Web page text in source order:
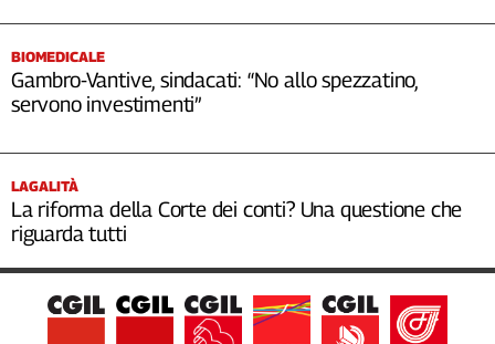
BIOMEDICALE
Gambro-Vantive, sindacati: “No allo spezzatino,
servono investimenti”
LAGALITÀ
La riforma della Corte dei conti? Una questione che
riguarda tutti